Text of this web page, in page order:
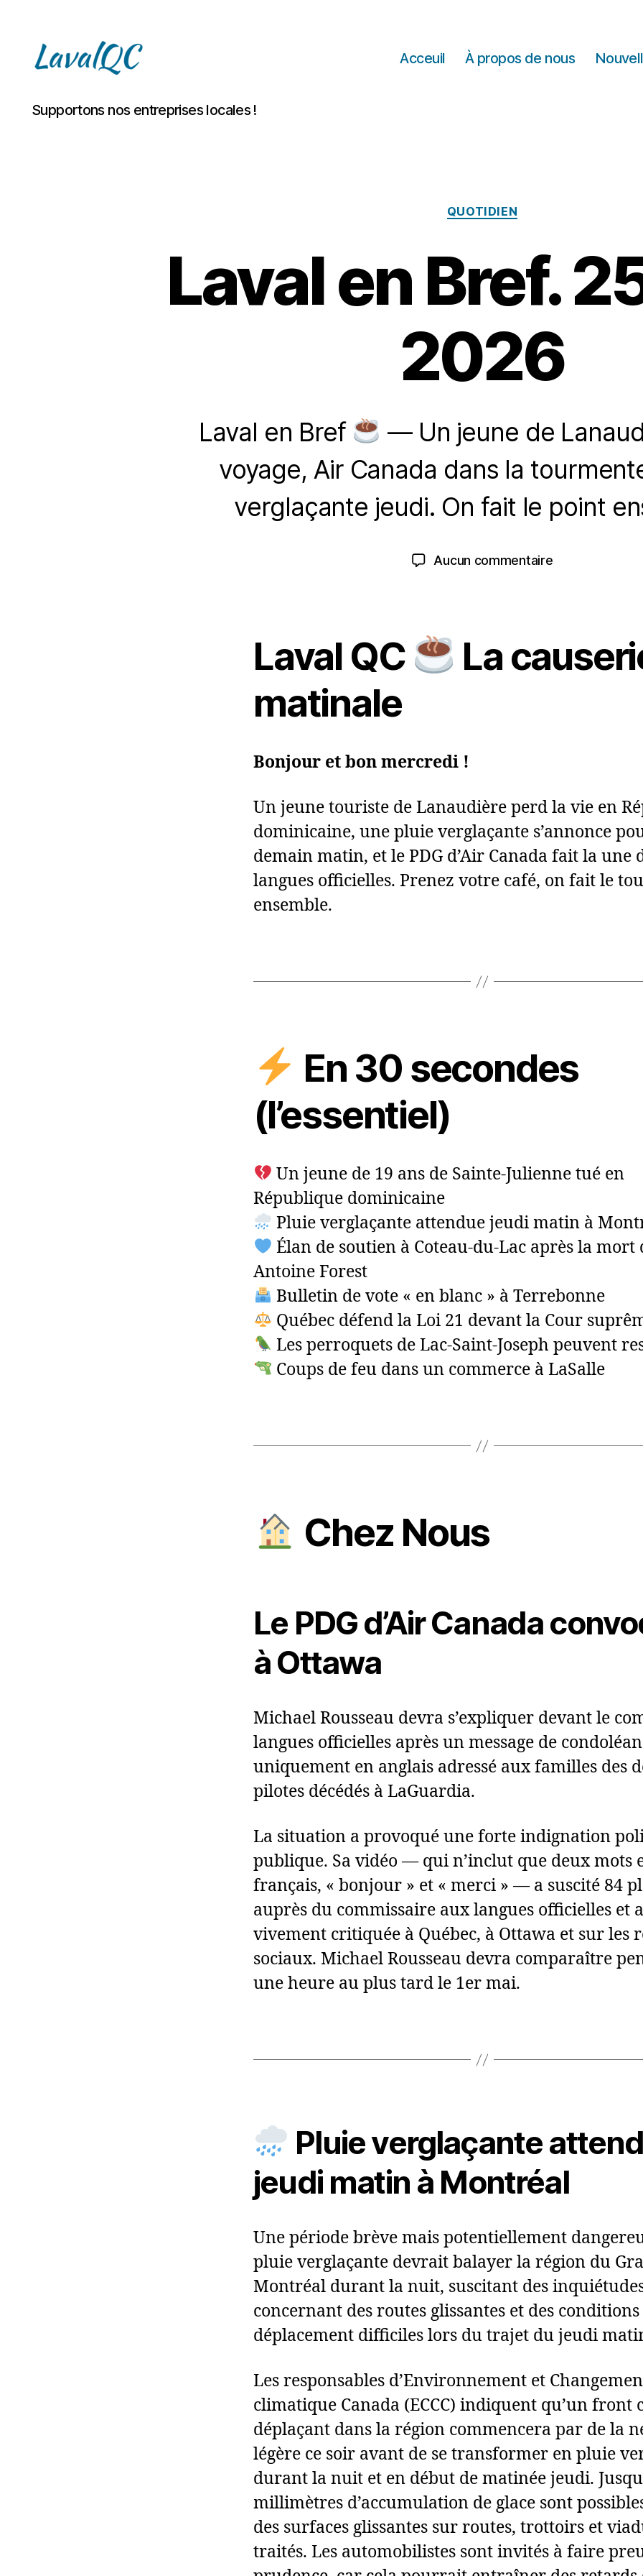
LAVAL
QC
Supportons nos entreprises locales !
Acceuil À propos de nous
Catégories
QUOTIDIEN
Laval en Bref.
2026
Laval en Bref
— Un jeune de
voyage, Air Canada dans la
verglaçante jeudi. On fait le point
Auteur
a
Date
2
m
s
Aucun commentairesur
mar.
2026
Laval QC
La
matinale
Bonjour et bon mercredi !
Un jeune touriste de Lanaudière perd la vie en
dominicaine, une pluie verglaçante s’annonce
demain matin, et le PDG d’Air Canada fait la une
langues officielles. Prenez votre café, on fait le
ensemble.
En 30 secondes
(l’essentiel)
Un jeune de 19 ans de Sainte-Julienne tué en
République dominicaine
Pluie verglaçante attendue jeudi matin à
Élan de soutien à Coteau-du-Lac après la mort
Antoine Forest
Bulletin de vote « en blanc » à Terrebonne
Québec défend la Loi 21 devant la Cour
Les perroquets de Lac-Saint-Joseph peuvent
Coups de feu dans un commerce à LaSalle
Chez Nous
Le PDG d’Air Canada
à Ottawa
Michael Rousseau devra s’expliquer devant le
langues officielles après un message de
uniquement en anglais adressé aux familles des
pilotes décédés à LaGuardia.
La situation a provoqué une forte indignation
publique. Sa vidéo — qui n’inclut que deux mots
français, « bonjour » et « merci » — a suscité 84
auprès du commissaire aux langues officielles et
vivement critiquée à Québec, à Ottawa et sur les
sociaux. Michael Rousseau devra comparaître
une heure au plus tard le 1er mai.
Pluie verglaçante
jeudi matin à Montréal
Une période brève mais potentiellement
pluie verglaçante devrait balayer la région du
Montréal durant la nuit, suscitant des
concernant des routes glissantes et des conditions
déplacement difficiles lors du trajet du jeudi
Les responsables d’Environnement et
climatique Canada (ECCC) indiquent qu’un front
déplaçant dans la région commencera par de la
légère ce soir avant de se transformer en pluie
durant la nuit et en début de matinée jeudi.
millimètres d’accumulation de glace sont
des surfaces glissantes sur routes, trottoirs et
traités. Les automobilistes sont invités à faire